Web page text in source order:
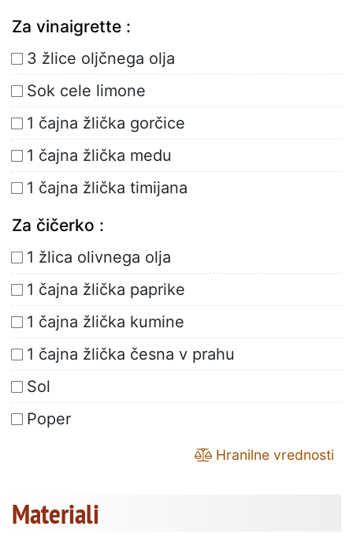
Za vinaigrette :
3 žlice oljčnega olja
Sok cele limone
1 čajna žlička gorčice
1 čajna žlička medu
1 čajna žlička timijana
Za čičerko :
1 žlica olivnega olja
1 čajna žlička paprike
1 čajna žlička kumine
1 čajna žlička česna v prahu
Sol
Poper
Hranilne vrednosti
Materiali